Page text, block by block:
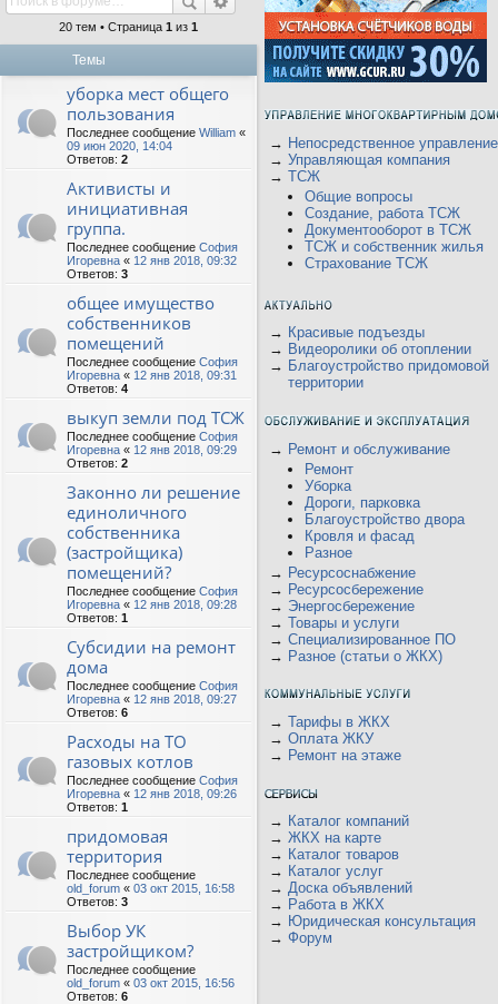
20 тем • Страница 1 из 1
Темы
уборка мест общего
пользования
Последнее сообщение William «
09 июн 2020, 14:04
Ответов: 2
Активисты и
инициативная
группа.
Последнее сообщение София
Игоревна « 12 янв 2018, 09:32
Ответов: 3
общее имущество
собственников
помещений
Последнее сообщение София
Игоревна « 12 янв 2018, 09:31
Ответов: 4
выкуп земли под ТСЖ
Последнее сообщение София
Игоревна « 12 янв 2018, 09:29
Ответов: 2
Законно ли решение
единоличного
собственника
(застройщика)
помещений?
Последнее сообщение София
Игоревна « 12 янв 2018, 09:28
Ответов: 1
Субсидии на ремонт
дома
Последнее сообщение София
Игоревна « 12 янв 2018, 09:27
Ответов: 6
Расходы на ТО
газовых котлов
Последнее сообщение София
Игоревна « 12 янв 2018, 09:26
Ответов: 1
придомовая
территория
Последнее сообщение
old_forum « 03 окт 2015, 16:58
Ответов: 3
Выбор УК
застройщиком?
Последнее сообщение
old_forum « 03 окт 2015, 16:56
Ответов: 6
→ Непосредственное управление
→ Управляющая компания
→ ТСЖ
Общие вопросы
Создание, работа ТСЖ
Документооборот в ТСЖ
ТСЖ и собственник жилья
Страхование ТСЖ
→ Красивые подъезды
→ Видеоролики об отоплении
→ Благоустройство придомовой
территории
→ Ремонт и обслуживание
Ремонт
Уборка
Дороги, парковка
Благоустройство двора
Кровля и фасад
Разное
→ Ресурсоснабжение
→ Ресурсосбережение
→ Энергосбережение
→ Товары и услуги
→ Специализированное ПО
→ Разное (статьи о ЖКХ)
→ Тарифы в ЖКХ
→ Оплата ЖКУ
→ Ремонт на этаже
→ Каталог компаний
→ ЖКХ на карте
→ Каталог товаров
→ Каталог услуг
→ Доска объявлений
→ Работа в ЖКХ
→ Юридическая консультация
→ Форум